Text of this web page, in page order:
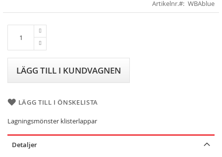
the
Artikelnr.
WBAblue
LÄGG TILL I KUNDVAGNEN
LÄGG TILL I ÖNSKELISTA
Lagningsmönster klisterlappar
Detaljer